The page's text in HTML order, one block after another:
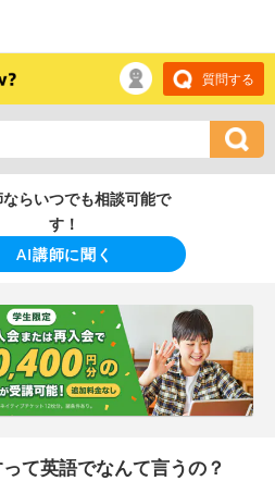
質問する
らいつでも相談可能で
す！
AI講師に聞く
て英語でなんて言うの？